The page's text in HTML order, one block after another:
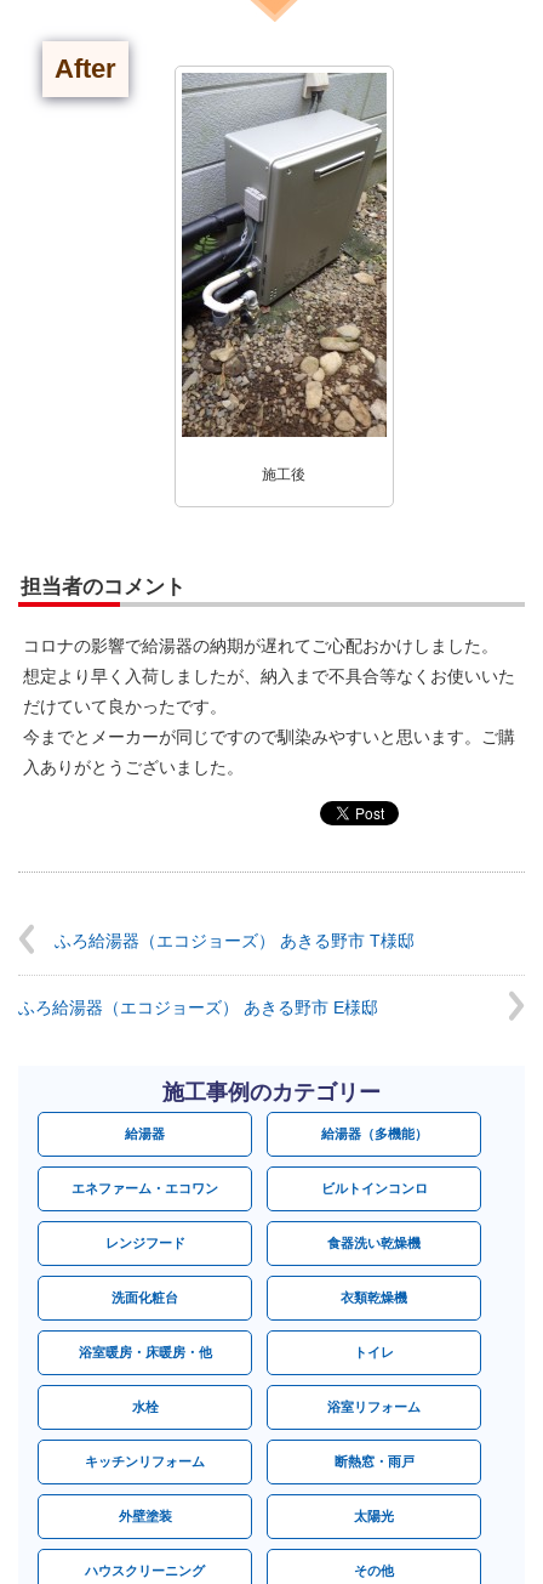
After
施工後
担当者のコメント
コロナの影響で給湯器の納期が遅れてご心配おかけしました。
想定より早く入荷しましたが、納入まで不具合等なくお使いいた
だけていて良かったです。
今までとメーカーが同じですので馴染みやすいと思います。ご購
入ありがとうございました。
ふろ給湯器（エコジョーズ） あきる野市 T様邸
ふろ給湯器（エコジョーズ） あきる野市 E様邸
施工事例のカテゴリー
給湯器 給湯器（多機能）
エネファーム・エコワン ビルトインコンロ
レンジフード 食器洗い乾燥機
洗面化粧台 衣類乾燥機
浴室暖房・床暖房・他 トイレ
水栓 浴室リフォーム
キッチンリフォーム 断熱窓・雨戸
外壁塗装 太陽光
ハウスクリーニング その他